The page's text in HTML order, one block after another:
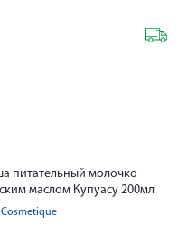
питательный молочко
маслом Купуасу 200мл
Cosmetique